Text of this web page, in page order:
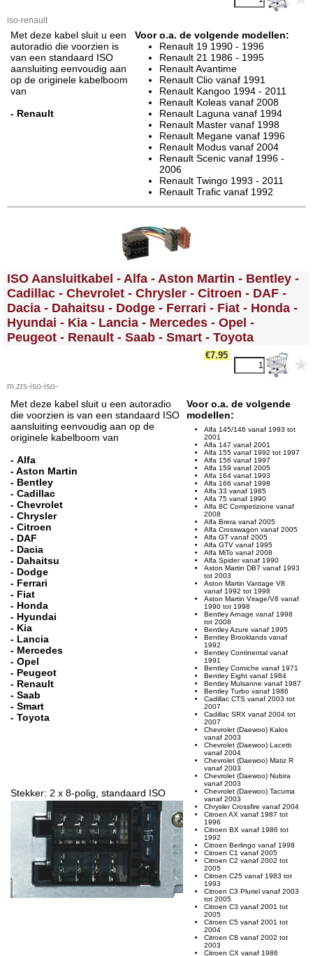
iso-renault
Met deze kabel sluit u een
autoradio die voorzien is
van een standaard ISO
aansluiting eenvoudig aan
op de originele kabelboom
van
- Renault
Voor o.a. de volgende modellen:
Renault 19 1990 - 1996
Renault 21 1986 - 1995
Renault Avantime
Renault Clio vanaf 1991
Renault Kangoo 1994 - 2011
Renault Koleas vanaf 2008
Renault Laguna vanaf 1994
Renault Master vanaf 1998
Renault Megane vanaf 1996
Renault Modus vanaf 2004
Renault Scenic vanaf 1996 -
2006
Renault Twingo 1993 - 2011
Renault Trafic vanaf 1992
<!-- MakeFullWidth0 --><!-- MakeFullWidth1 --><!-- MakeFullWidth2 --><!-- MakeFullWidth3 --><!-- MakeFullWidth4 --><!-- MakeFullWidth5 --><!-- MakeFullWidth6 --><!-- MakeFullWidth7 --><!-- MakeFullWidth8 --><!-- MakeFullWidth9 --><!-- MakeFullWidth10 --><!-- MakeFullWidth11 --><!-- MakeFullWidth12 --><!-- MakeFullWidth13 --><!-- MakeFullWidth14 --><!-- MakeFullWidth15 --><!-- MakeFullWidth16 --><!-- MakeFullWidth17 --><!-- MakeFullWidth18 --><!-- MakeFullWidth19 -->
ISO Aansluitkabel - Alfa - Aston Martin - Bentley -
Cadillac - Chevrolet - Chrysler - Citroen - DAF -
Dacia - Dahaitsu - Dodge - Ferrari - Fiat - Honda -
Hyundai - Kia - Lancia - Mercedes - Opel -
Peugeot - Renault - Saab - Smart - Toyota
€7.95
m.zrs-iso-iso-
Met deze kabel sluit u een autoradio
die voorzien is van een standaard ISO
aansluiting eenvoudig aan op de
originele kabelboom van
- Alfa
- Aston Martin
- Bentley
- Cadillac
- Chevrolet
- Chrysler
- Citroen
- DAF
- Dacia
- Dahaitsu
- Dodge
- Ferrari
- Fiat
- Honda
- Hyundai
- Kia
- Lancia
- Mercedes
- Opel
- Peugeot
- Renault
- Saab
- Smart
- Toyota
Stekker: 2 x 8-polig, standaard ISO
Voor o.a. de volgende
modellen:
Alfa 145/146 vanaf 1993 tot
2001
Alfa 147 vanaf 2001
Alfa 155 vanaf 1992 tot 1997
Alfa 156 vanaf 1997
Alfa 159 vanaf 2005
Alfa 164 vanaf 1993
Alfa 166 vanaf 1998
Alfa 33 vanaf 1985
Alfa 75 vanaf 1990
Alfa 8C Competizione vanaf
2008
Alfa Brera vanaf 2005
Alfa Crosswagon vanaf 2005
Alfa GT vanaf 2005
Alfa GTV vanaf 1995
Alfa MiTo vanaf 2008
Alfa Spider vanaf 1990
Aston Martin DB7 vanaf 1993
tot 2003
Aston Martin Vantage V8
vanaf 1992 tot 1998
Aston Martin Virage/V8 vanaf
1990 tot 1998
Bentley Arnage vanaf 1998
tot 2008
Bentley Azure vanaf 1995
Bentley Brooklands vanaf
1992
Bentley Continental vanaf
1991
Bentley Corniche vanaf 1971
Bentley Eight vanaf 1984
Bentley Mulsanne vanaf 1987
Bentley Turbo vanaf 1986
Cadillac CTS vanaf 2003 tot
2007
Cadillac SRX vanaf 2004 tot
2007
Chevrolet (Daewoo) Kalos
vanaf 2003
Chevrolet (Daewoo) Lacetti
vanaf 2004
Chevrolet (Daewoo) Matiz R
vanaf 2003
Chevrolet (Daewoo) Nubira
vanaf 2003
Chevrolet (Daewoo) Tacuma
vanaf 2003
Chrysler Crossfire vanaf 2004
Citroen AX vanaf 1987 tot
1996
Citroen BX vanaf 1986 tot
1992
Citroen Berlingo vanaf 1998
Citroen C1 vanaf 2005
Citroen C2 vanaf 2002 tot
2005
Citroen C25 vanaf 1983 tot
1993
Citroen C3 Pluriel vanaf 2003
tot 2005
Citroen C3 vanaf 2001 tot
2005
Citroen C5 vanaf 2001 tot
2004
Citroen C8 vanaf 2002 tot
2003
Citroen CX vanaf 1986